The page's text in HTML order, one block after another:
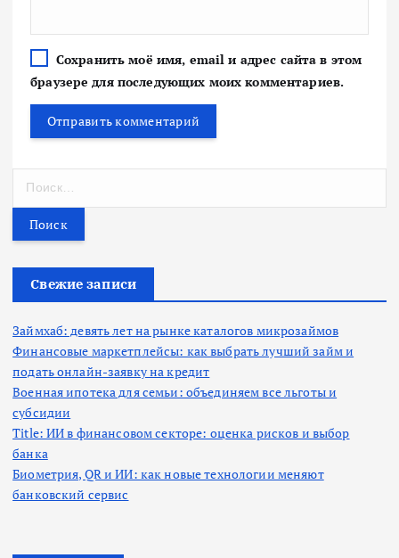
Сохранить моё имя, email и адрес сайта в этом
браузере для последующих моих комментариев.
т
Свежие записи
Займхаб: девять лет на рынке каталогов микрозаймов
Финансовые маркетплейсы: как выбрать лучший займ и
подать онлайн-заявку на кредит
Военная ипотека для семьи: объединяем все льготы и
субсидии
Title: ИИ в финансовом секторе: оценка рисков и выбор
банка
Биометрия, QR и ИИ: как новые технологии меняют
банковский сервис